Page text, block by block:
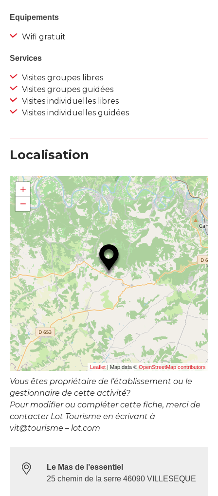
Equipements
Wifi gratuit
Services
Visites groupes libres
Visites groupes guidées
Visites individuelles libres
Visites individuelles guidées
Localisation
+
−
Leaflet | Map data © OpenStreetMap contributors
Vous êtes propriétaire de l’établissement ou le
gestionnaire de cette activité?
Pour modifier ou compléter cette fiche, merci de
contacter Lot Tourisme en écrivant à
vit@tourisme – lot.com
Le Mas de l’essentiel
25 chemin de la serre 46090 VILLESEQUE